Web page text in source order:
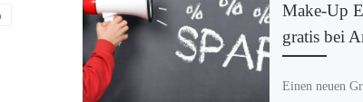
Make-Up
gratis bei
Einen neuen